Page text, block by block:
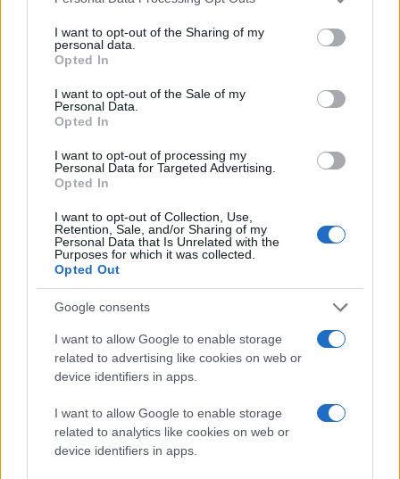
not limited to your visit or usage behaviour. You may click to
grant or deny consent to Google and its third-party tags to
use your data for below specified purposes in below Google
consent section.
I want to opt-out of the Sharing of my
personal data.
Opted In
I want to opt-out of the Sale of my
Personal Data.
Opted In
I want to opt-out of processing my
Personal Data for Targeted Advertising.
Opted In
I want to opt-out of Collection, Use,
Retention, Sale, and/or Sharing of my
Personal Data that Is Unrelated with the
Purposes for which it was collected.
Opted Out
Google consents
I want to allow Google to enable storage
related to advertising like cookies on web or
device identifiers in apps.
I want to allow Google to enable storage
related to analytics like cookies on web or
device identifiers in apps.
απέτυχε να κάνει στην συγκεκριμένη αναβάθμιση
του Windows 7 εξαιτίας 'τεχνικού λάθους'.
περασμένο καλοκαίρι και αποφάσισε ότι η Microsoft
έσφαλε επιβάλλοντας σήμερα αυτό το πρόστιμο. Πριν
επέβαλλε πρόστιμο εκατομμυρίων στην Microsoft και
σήμερα η εταιρεία από το Redmond θα πρέπει να